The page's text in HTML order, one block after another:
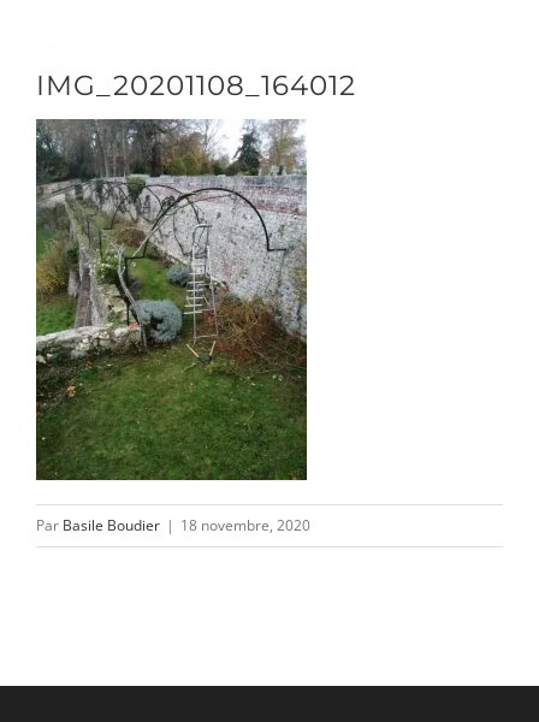
contenu
DÉCOUVRIR
VENIR
NOUS SUIVRE
L’ASSOCIATION
CONTACT/ACCÈS
IMG_20201108_164012
Par Basile Boudier | 18 novembre, 2020